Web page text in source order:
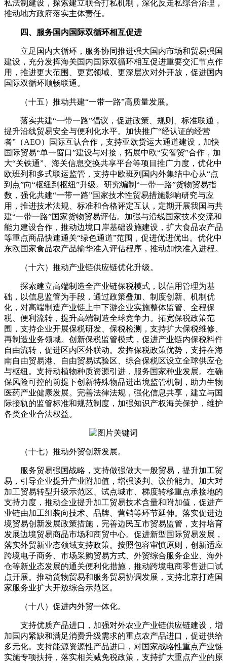
私法制建设，探索建立联合打私机制，深化反走私综合治理，
推动地方政府落实主体责任。
四、服务国内国际双循环相互促进
立足国内大循环，服务协同推进强大国内市场和贸易强国
建设，充分发挥海关国内国际双循环相互促进重要交汇节点作
用，推进更大范围、更宽领域、更深层次对外开放，促进国内
国际双循环顺畅联通。
（十五）推动共建“一带一路”高质量发展。
落实共建“一带一路”倡议，促进政策、规则、标准联通，
提升沿线贸易安全与便利化水平。加快推广“经认证的经营
者”（AEO）国际互认合作，支持亚欧货运大通道建设，加快
国际贸易“单一窗口”建设与对接，拓展中欧“安智贸”合作，加
大“关铁通”、海关信息交换共享平台等项目推广力度，优化中
欧班列和多式联运监管，支持中欧班列国内外集结中心从“点
到点”向“枢纽到枢纽”升级。研究编制“一带一路”货物贸易指
数，强化共建“一带一路”国家技术性贸易措施影响研究与应
用，推进技术法规、标准和合格评定互认，定期开展我国与共
建“一带一路”国家货物贸易评估。加强与沿线国家技术交流和
能力建设合作，推动边境口岸基础设施建设，扩大食品农产品
等重点商品快速通关“绿色通道”范围，促进优进优出。优化中
东欧国家食品农产品输华准入评估程序，推动加快准入进程。
（十六）推动产业链供应链优化升级。
探索建立高端制造全产业链保税模式，以信用管理为基
础，以信息监管为手段，通过政策叠加、制度创新、机制优
化，对高端制造产业链上中下游企业实施整体监管、全程保
税、便利流转，提升高端制造全球竞争力。拓宽保税政策范
围，支持企业开展保税研发、保税检测，支持扩大保税维修、
再制造业务领域。创新保税监管模式，促进产业链内保税料件
自由流转，促进区内区外联动。发挥保税政策优势，支持在海
南自由贸易港、自由贸易试验区、综合保税区设立全球供应仓
与枢纽。支持动植物种质资源引进，服务国家种业发展。在确
保风险可控的前提下创新特殊物品进出境监管机制，助力生物
医药产业健康发展。完善法律法规，强化信息共享，建立与国
际接轨的监管标准和规范制度，加强知识产权海关保护，维护
各类企业合法权益。
（十七）推动外贸创新发展。
服务贸易强国战略，支持做强做大一般贸易，提升加工贸
易，引导企业提升产业附加值，增强谈判、议价能力。加大对
加工贸易转型升级示范区、试点城市、梯度转移重点承接地的
支持力度，推动企业提升加工贸易技术含量和附加值，促进产
业链由加工组装向技术、品牌、营销等环节延伸。落实促进边
境贸易创新发展政策措施，完善边民互市贸易监管，支持培育
发展边境贸易商品市场和商贸中心。促进新型国际贸易发展，
落实外贸新业态领域支持政策。按照包容审慎原则，创新适应
跨境电子商务、市场采购贸易方式、外贸综合服务企业、海外
仓等新业态发展的通关便利化措施，推动跨境电商零售进口试
点开展。推动货物贸易和服务贸易协调发展，支持北京打造国
家服务业扩大开放综合示范区。
（十八）促进内外贸一体化。
支持优质产品进口，加强对外农业产业链供应链建设，增
加国内紧缺和满足消费升级需求的重点农产品进口，促进供给
多元化。支持能源资源性产品进口，对国家战略性重点产业链
实施专项扶持，落实相关减免税政策，支持扩大重点产业的原